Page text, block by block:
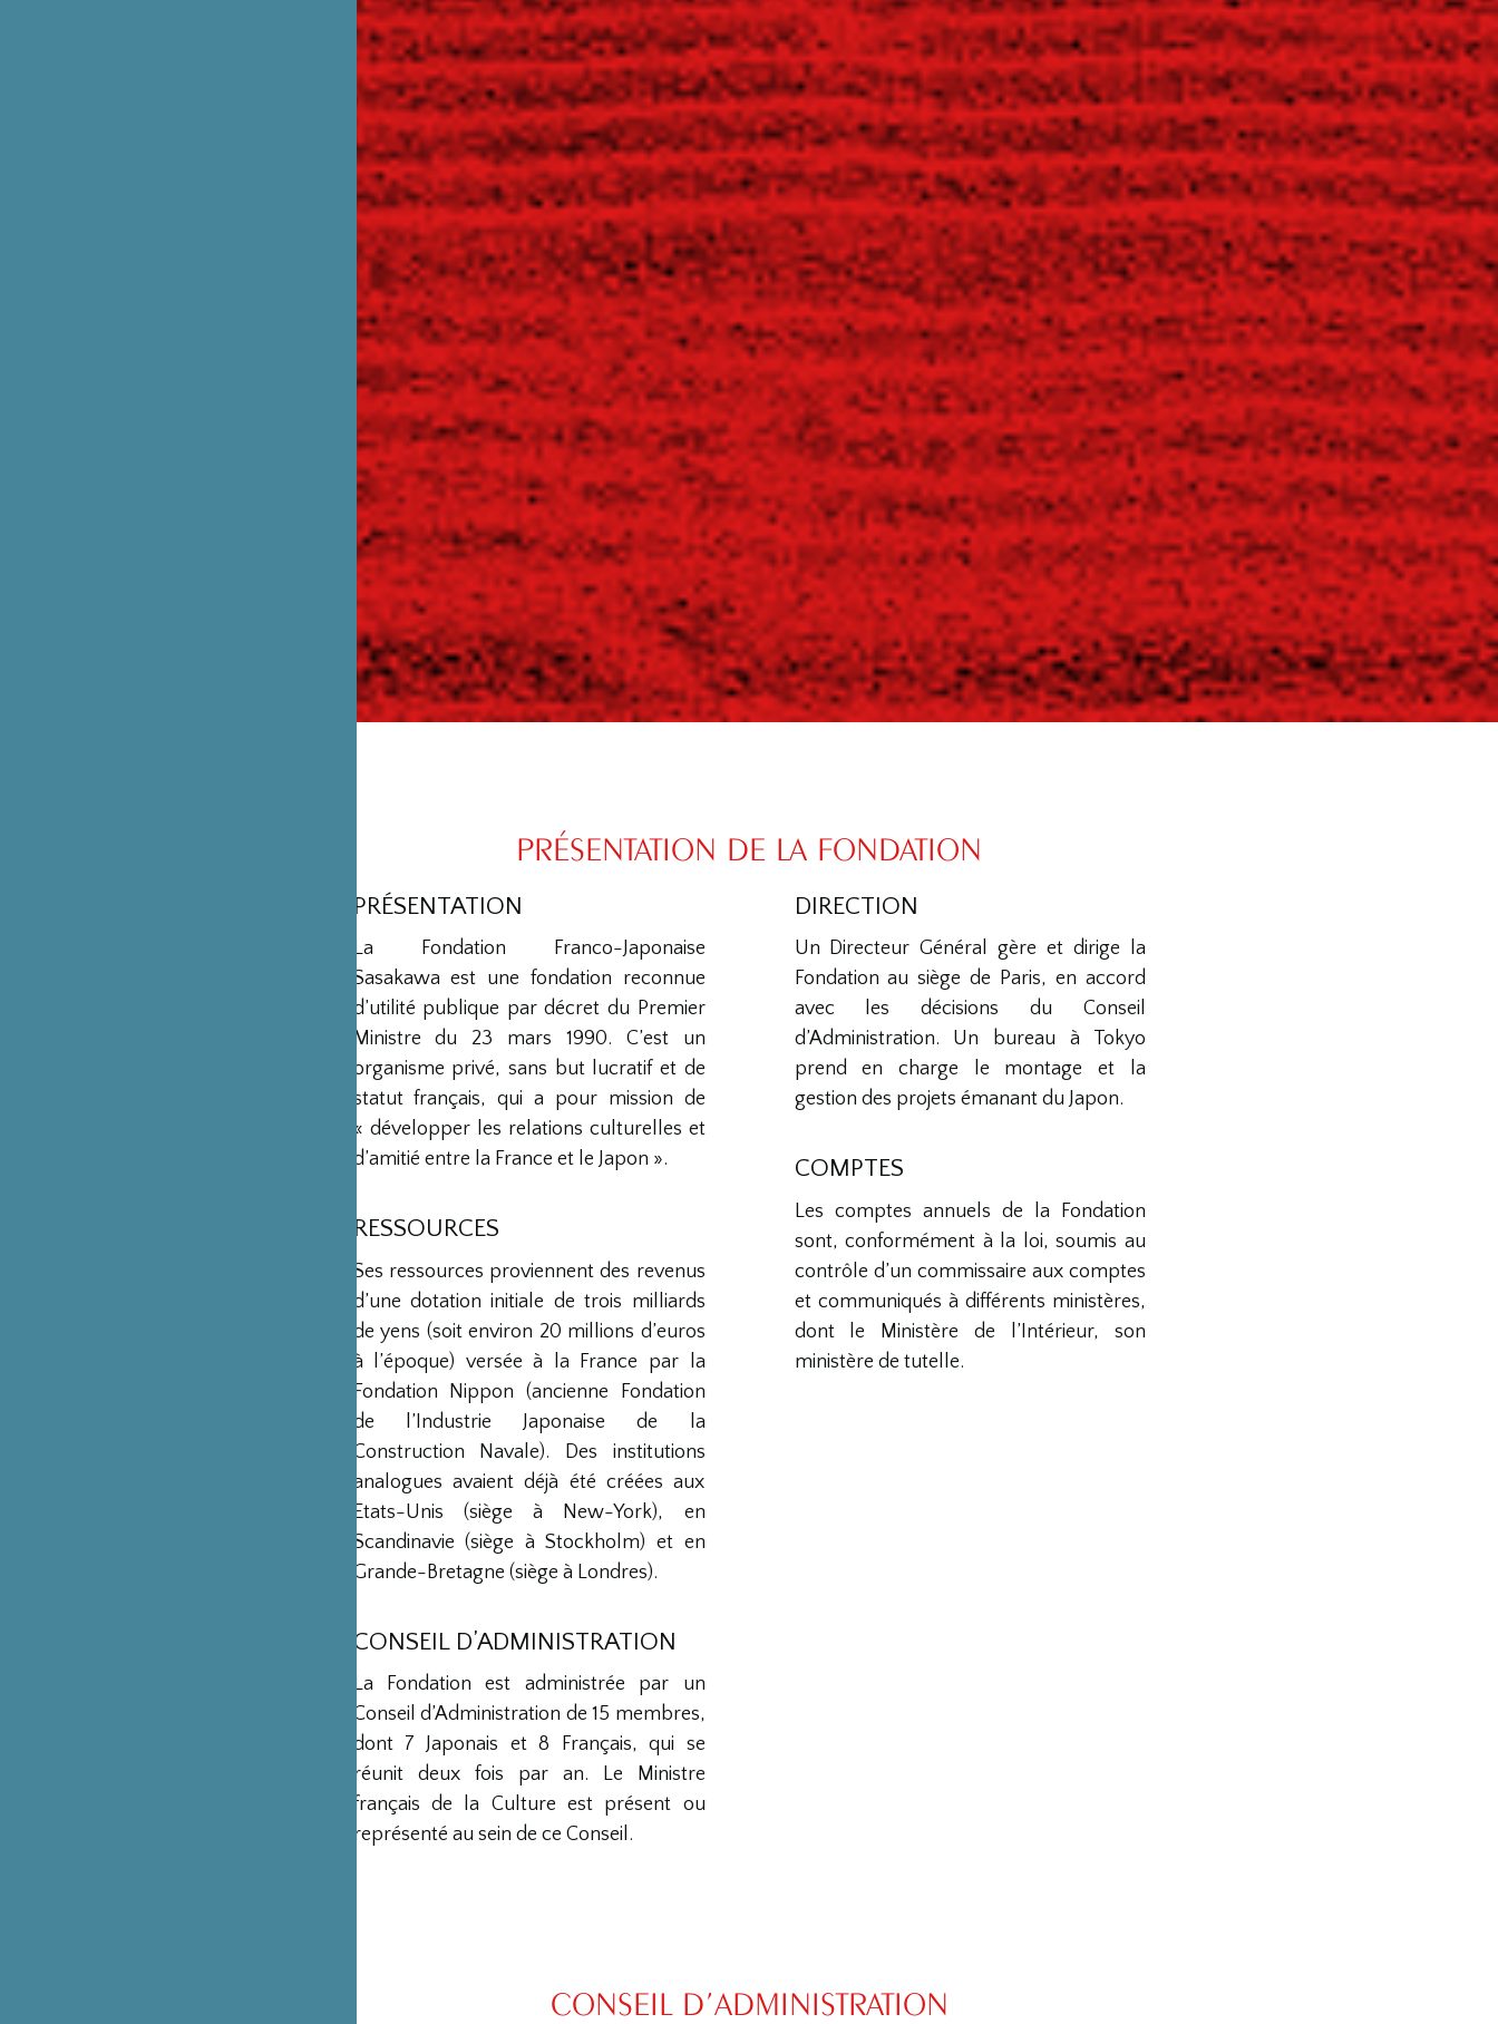
PRÉSENTATION DE LA FONDATION
PRÉSENTATION
La Fondation Franco-Japonaise
Sasakawa est une fondation reconnue
d’utilité publique par décret du Premier
Ministre du 23 mars 1990. C’est un
organisme privé, sans but lucratif et de
statut français, qui a pour mission de
« développer les relations culturelles et
d’amitié entre la France et le Japon ».
RESSOURCES
Ses ressources proviennent des revenus
d’une dotation initiale de trois milliards
de yens (soit environ 20 millions d’euros
à l’époque) versée à la France par la
Fondation Nippon (ancienne Fondation
de l’Industrie Japonaise de la
Construction Navale). Des institutions
analogues avaient déjà été créées aux
Etats-Unis (siège à New-York), en
Scandinavie (siège à Stockholm) et en
Grande-Bretagne (siège à Londres).
CONSEIL D’ADMINISTRATION
La Fondation est administrée par un
Conseil d’Administration de 15 membres,
dont 7 Japonais et 8 Français, qui se
réunit deux fois par an. Le Ministre
français de la Culture est présent ou
représenté au sein de ce Conseil.
DIRECTION
Un Directeur Général gère et dirige la
Fondation au siège de Paris, en accord
avec les décisions du Conseil
d’Administration. Un bureau à Tokyo
prend en charge le montage et la
gestion des projets émanant du Japon.
COMPTES
Les comptes annuels de la Fondation
sont, conformément à la loi, soumis au
contrôle d’un commissaire aux comptes
et communiqués à différents ministères,
dont le Ministère de l’Intérieur, son
ministère de tutelle.
CONSEIL D’ADMINISTRATION